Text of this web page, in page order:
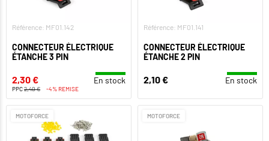
Référence: MF01.142
CONNECTEUR ÉLECTRIQUE
ÉTANCHE 3 PIN
2,30 € En stock
PPC2,40 € -4% REMISE
Référence: MF01.141
CONNECTEUR ÉLECTRIQUE
ÉTANCHE 2 PIN
2,10 € En stock
MOTOFORCE MOTOFORCE